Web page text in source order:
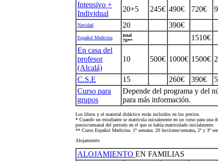
Intensivo +
Individual
20+5 245€ 490€ 720€
Navidad 20 390€
Español Medicina
total
70**
1510€
En casa del
profesor
(Alcalá)
10 500€ 1000€ 1500€
C.S.E 15 260€ 390€
Curso para
grupos
Depende del programa y del
para más información.
Los libros y el material didáctico están incluidos en los precios.
* Cuando un estudiante se matricula inicialmente en un curso para una
precio/semanal del periodo en el que se había matriculado inicialmente.
** Curso Español Medicina. 1ª semana: 20 lecciones/semana, 2ª y 3ª
Alojamiento
ALOJAMIENTO EN FAMILIAS